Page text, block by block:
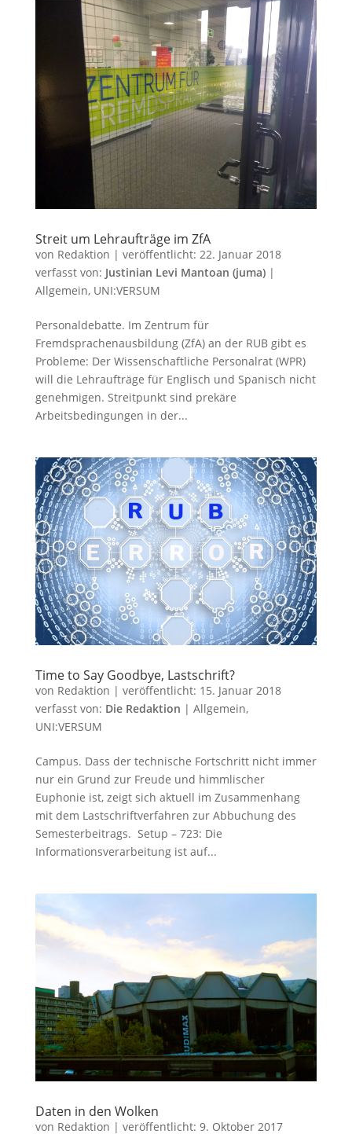
Streit um Lehraufträge im ZfA
von Redaktion | veröffentlicht: 22. Januar 2018
verfasst von: Justinian Levi Mantoan (juma)|
Allgemein, UNI:VERSUM
Personaldebatte. Im Zentrum für
Fremdsprachenausbildung (ZfA) an der RUB gibt es
Probleme: Der Wissenschaftliche Personalrat (WPR)
will die Lehraufträge für Englisch und Spanisch nicht
genehmigen. Streitpunkt sind prekäre
Arbeitsbedingungen in der...
Time to Say Goodbye, Lastschrift?
von Redaktion | veröffentlicht: 15. Januar 2018
verfasst von: Die Redaktion | Allgemein,
UNI:VERSUM
Campus. Dass der technische Fortschritt nicht immer
nur ein Grund zur Freude und himmlischer
Euphonie ist, zeigt sich aktuell im Zusammenhang
mit dem Lastschriftverfahren zur Abbuchung des
Semesterbeitrags. Setup – 723: Die
Informationsverarbeitung ist auf...
Daten in den Wolken
von Redaktion | veröffentlicht: 9. Oktober 2017